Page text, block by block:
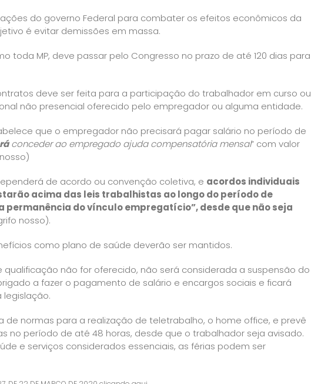
do governo Federal para combater os efeitos econômicos da
é evitar demissões em massa.
toda MP, deve passar pelo Congresso no prazo de até 120 dias para
deve ser feita para a participação do trabalhador em curso ou
não presencial oferecido pelo empregador ou alguma entidade.
que o empregador não precisará pagar salário no período de
conceder ao empregado ajuda compensatória mensal” com valor
de acordo ou convenção coletiva, e acordos individuais
acima das leis trabalhistas ao longo do período de
permanência do vínculo empregatício”, desde que não seja
nosso).
como plano de saúde deverão ser mantidos.
não for oferecido, não será considerada a suspensão do
a fazer o pagamento de salário e encargos sociais e ficará
legislação.
normas para a realização de teletrabalho, o home office, e prevê
no período de até 48 horas, desde que o trabalhador seja avisado.
e serviços considerados essenciais, as férias podem ser